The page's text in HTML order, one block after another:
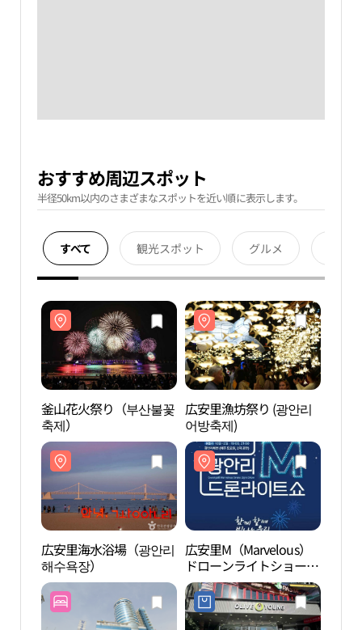
おすすめ周辺スポット
半径50km以内のさまざまなスポットを近い順に表示します。
すべて 観光スポット グルメ
釜山花火祭り（부산불꽃
축제）
広安里漁坊祭り (광안리
어방축제)
広安里海水浴場（광안리
해수욕장）
広安里M（Marvelous）
ドローンライトショー
（광안리
M（Marvelous）드론 라
이트쇼）